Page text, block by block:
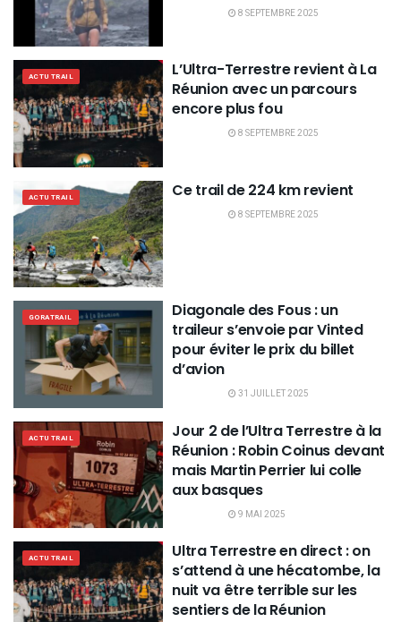
8 SEPTEMBRE 2025
ACTU TRAIL
L’Ultra-Terrestre revient à La
Réunion avec un parcours
encore plus fou
8 SEPTEMBRE 2025
ACTU TRAIL Ce trail de 224 km revient
8 SEPTEMBRE 2025
GORATRAIL
Diagonale des Fous : un
traileur s’envoie par Vinted
pour éviter le prix du billet
d’avion
31 JUILLET 2025
ACTU TRAIL
Jour 2 de l’Ultra Terrestre à la
Réunion : Robin Coinus devant
mais Martin Perrier lui colle
aux basques
9 MAI 2025
ACTU TRAIL
Ultra Terrestre en direct : on
s’attend à une hécatombe, la
nuit va être terrible sur les
sentiers de la Réunion